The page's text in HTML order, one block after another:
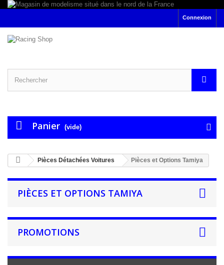
Connexion
Panier (vide)
Pièces Détachées Voitures Pièces et Options Tamiya
PIÈCES ET OPTIONS TAMIYA
PROMOTIONS